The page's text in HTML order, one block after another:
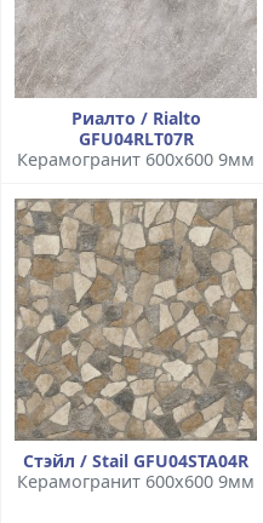
Риалто / Rialto
GFU04RLT07R
Керамогранит 600x600 9мм
Стэйл / Stail GFU04STA04R
Керамогранит 600x600 9мм